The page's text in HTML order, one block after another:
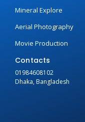
Mineral Explore
Aerial Photography
Movie Production
Contacts
01984608102
Dhaka, Bangladesh